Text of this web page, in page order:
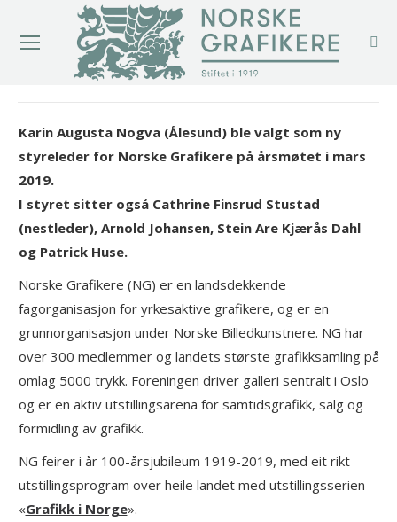
Karin Augusta Nogva(Ålesund) ble valgt som ny
styreleder for Norske Grafikere på årsmøtet i mars
2019.
I styret sitter også Cathrine Finsrud Stustad
(nestleder), Arnold Johansen, Stein Are Kjærås Dahl
og Patrick Huse.
Norske Grafikere (NG) er en landsdekkende
fagorganisasjon for yrkesaktive grafikere, og er en
grunnorganisasjon under Norske Billedkunstnere. NG har
over 300 medlemmer og landets største grafikksamling på
omlag 5000 trykk. Foreningen driver galleri sentralt i Oslo
og er en aktiv utstillingsarena for samtidsgrafikk, salg og
formidling av grafikk.
NG feirer i år 100-årsjubileum 1919-2019, med eit rikt
utstillingsprogram over heile landet med utstillingsserien
«Grafikk i Norge».